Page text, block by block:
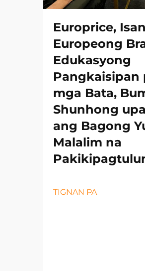
Europrice,
Europeong
Edukasyong
Pangkaisipan
mga Bata,
Shunhong
ang Bagong
Malalim na
TIGNAN PA